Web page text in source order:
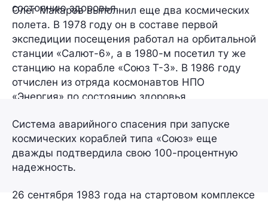
состоянию здоровья.
Олег Макаров выполнил еще два космических
полета. В 1978 году он в составе первой
экспедиции посещения работал на орбитальной
станции «Салют-6», а в 1980-м посетил ту же
станцию на корабле «Союз Т-3». В 1986 году
отчислен из отряда космонавтов НПО
«Энергия» по состоянию здоровья.
Система аварийного спасения при запуске
космических кораблей типа «Союз» еще
дважды подтвердила свою 100-процентную
надежность.
26 сентября 1983 года на стартовом комплексе